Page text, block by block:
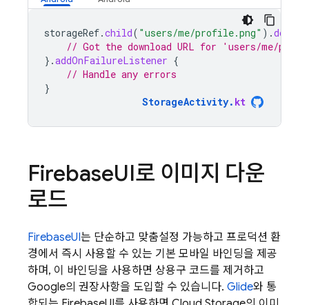
storageRef.child( "users/me/profile.png" ).
// Got the download URL for 'users/me/
}.addOnFailureListener {
// Handle any errors
}
StorageActivity. kt
FirebaseUI로 이미지 다운
로드
FirebaseUI는 단순하고 맞춤설정 가능하고 프로덕션 환
경에서 즉시 사용할 수 있는 기본 모바일 바인딩을 제공
하며, 이 바인딩을 사용하면 상용구 코드를 제거하고
Google의 권장사항을 도입할 수 있습니다. Glide와 통